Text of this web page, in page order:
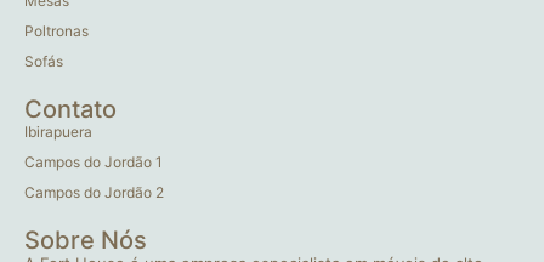
Poltronas
Sofás
Contato
Ibirapuera
Campos do Jordão 1
Campos do Jordão 2
Sobre Nós